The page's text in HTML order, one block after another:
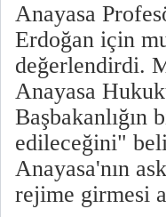
Anayasa
Erdoğan için
değerlendirdi.
Anayasa
Başbakanlığın
edileceğini"
Anayasa'nın
rejime girmesi